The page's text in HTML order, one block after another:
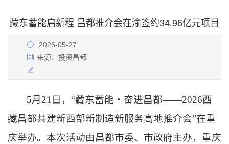
藏东蓄能启新程 昌都推介会在渝签约34.96亿元项目
2026-05-27
来源： 投资昌都
5月21日，“藏东蓄能・奋进昌都——2026西
藏昌都共建新西部新制造新服务高地推介会”在重
庆举办。本次活动由昌都市委、市政府主办，重庆